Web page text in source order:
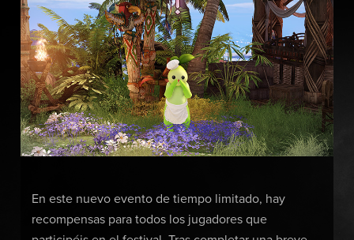
En este nuevo evento de tiempo limitado, hay
recompensas para todos los jugadores que